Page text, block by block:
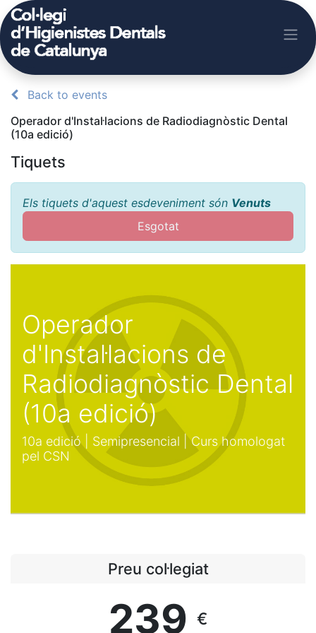
Back to events
Operador d'Instal·lacions de Radiodiagnòstic Dental
(10a edició)
Tiquets
Els tiquets d'aquest esdeveniment són Venuts
Esgotat
Operador
d'Instal·lacions de
Radiodiagnòstic Dental
(10a edició)
10a edició | Semipresencial | Curs homologat
pel CSN
Preu col·legiat
239 €